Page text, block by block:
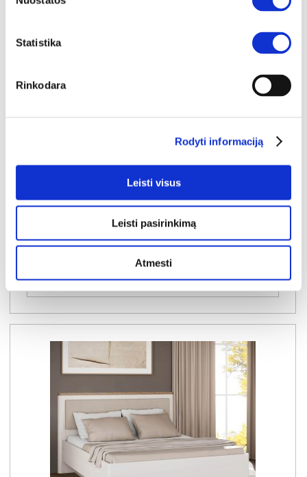
Statistika
Rinkodara
Rodyti informaciją
Leisti visus
Leisti pasirinkimą
Atmesti
LACETTI LCTL1142-M861 lova
Miegamoji dalis:P:140cmI:200cm
Kaina:
459€
Į krepšelį